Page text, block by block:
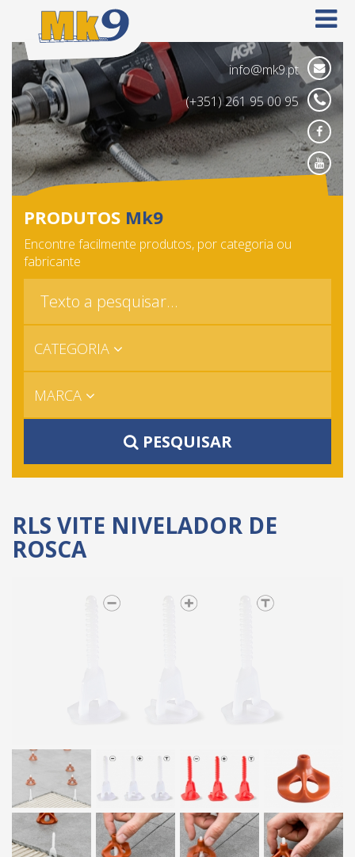
info@mk9.pt
(+351) 261 95 00 95
PRODUTOS Mk9
Encontre facilmente produtos, por categoria ou
fabricante
CATEGORIA
MARCA
PESQUISAR
RLS VITE NIVELADOR DE
ROSCA